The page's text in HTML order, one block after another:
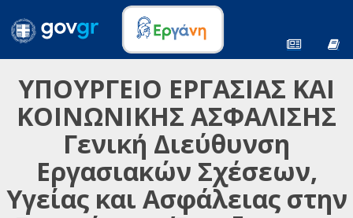
ΥΠΟΥΡΓΕΙΟ ΕΡΓΑΣΙΑΣ ΚΑΙ
ΚΟΙΝΩΝΙΚΗΣ ΑΣΦΑΛΙΣΗΣ
Γενική Διεύθυνση
Εργασιακών Σχέσεων,
Υγείας και Ασφάλειας στην